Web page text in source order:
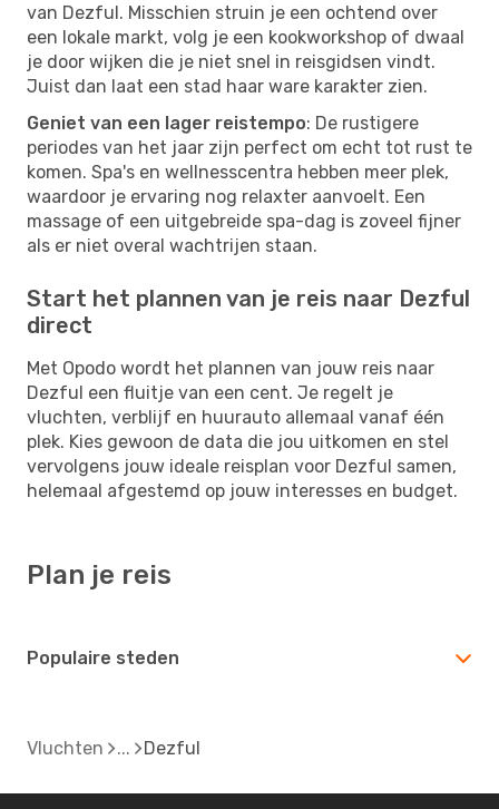
van Dezful. Misschien struin je een ochtend over
een lokale markt, volg je een kookworkshop of dwaal
je door wijken die je niet snel in reisgidsen vindt.
Juist dan laat een stad haar ware karakter zien.
Geniet van een lager reistempo: De rustigere
periodes van het jaar zijn perfect om echt tot rust te
komen. Spa's en wellnesscentra hebben meer plek,
waardoor je ervaring nog relaxter aanvoelt. Een
massage of een uitgebreide spa-dag is zoveel fijner
als er niet overal wachtrijen staan.
Start het plannen van je reis naar Dezful
direct
Met Opodo wordt het plannen van jouw reis naar
Dezful een fluitje van een cent. Je regelt je
vluchten, verblijf en huurauto allemaal vanaf één
plek. Kies gewoon de data die jou uitkomen en stel
vervolgens jouw ideale reisplan voor Dezful samen,
helemaal afgestemd op jouw interesses en budget.
Plan je reis
Populaire steden
Vluchten Dezful